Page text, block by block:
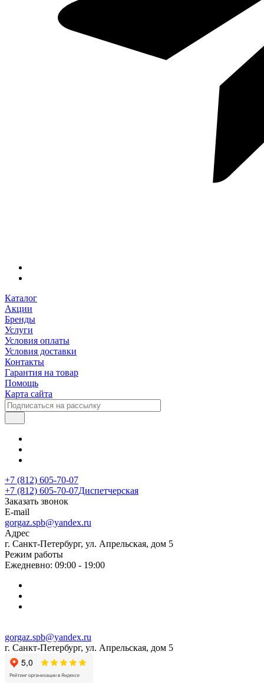
Каталог
Акции
Бренды
Услуги
Условия оплаты
Условия доставки
Контакты
Гарантия на товар
Помощь
Карта сайта
+7 (812) 605-70-07
+7 (812) 605-70-07Диспетчерская
Заказать звонок
E-mail
gorgaz.spb@yandex.ru
Адрес
г. Санкт-Петербург, ул. Апрельская, дом 5
Режим работы
Ежедневно: 09:00 - 19:00
gorgaz.spb@yandex.ru
г. Санкт-Петербург, ул. Апрельская, дом 5